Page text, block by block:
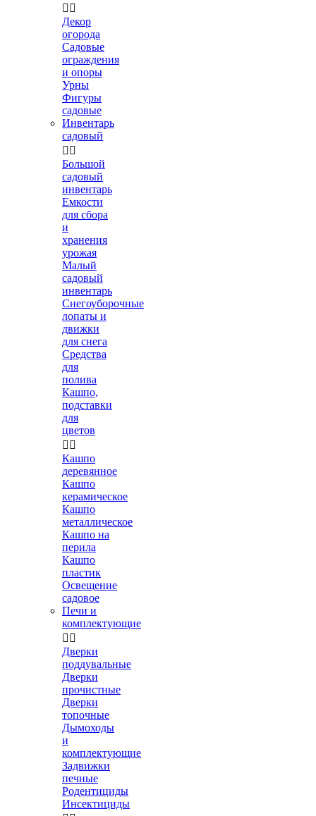
 
Декор
огорода
Садовые
ограждения
и опоры
Урны
Фигуры
садовые
Инвентарь
садовый
 
Большой
садовый
инвентарь
Емкости
для сбора
и
хранения
урожая
Малый
садовый
инвентарь
Снегоуборочные
лопаты и
движки
для снега
Средства
для
полива
Кашпо,
подставки
для
цветов
 
Кашпо
деревянное
Кашпо
керамическое
Кашпо
металлическое
Кашпо на
перила
Кашпо
пластик
Освещение
садовое
Печи и
комплектующие
 
Дверки
поддувальные
Дверки
прочистные
Дверки
топочные
Дымоходы
и
комплектующие
Задвижки
печные
Родентициды
Инсектициды